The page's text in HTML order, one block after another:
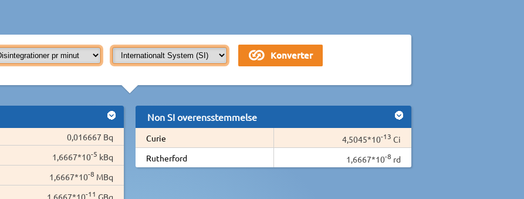
0,016667 Bq
1,6667*10-5 kBq
1,6667*10-8 MBq
1,6667*10-11 GBq
Non SI overensstemmelse
Curie 4,5045*10-13 Ci
Rutherford
1,6667*10-8 rd